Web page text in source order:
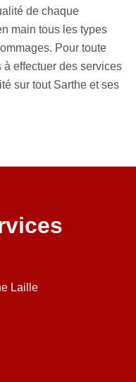
de chaque
main tous les types
Pour toute
effectuer des services
sur tout Sarthe et ses
Laille